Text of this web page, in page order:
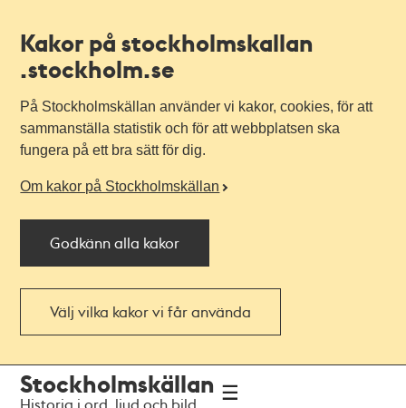
Kakor på stockholmskallan
.stockholm.se
På Stockholmskällan använder vi kakor, cookies, för att
sammanställa statistik och för att webbplatsen ska
fungera på ett bra sätt för dig.
Om kakor på Stockholmskällan
Godkänn alla kakor
Välj vilka kakor vi får använda
navigationen
huvudinnehållet
Stockholmskällan
Historia i ord, ljud och bild